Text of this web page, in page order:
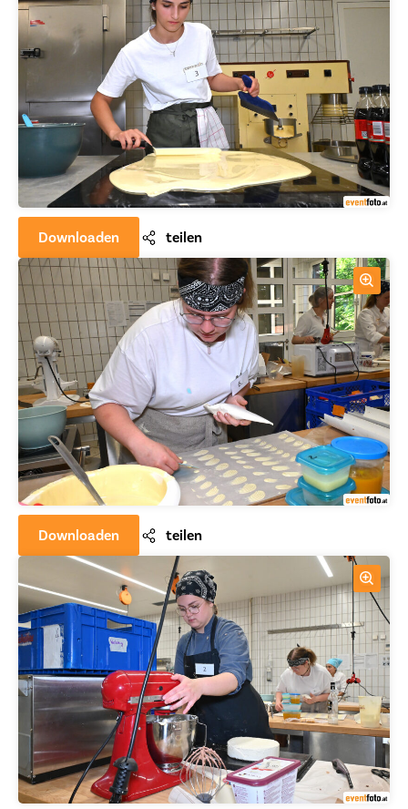
Downloaden teilen
Downloaden teilen